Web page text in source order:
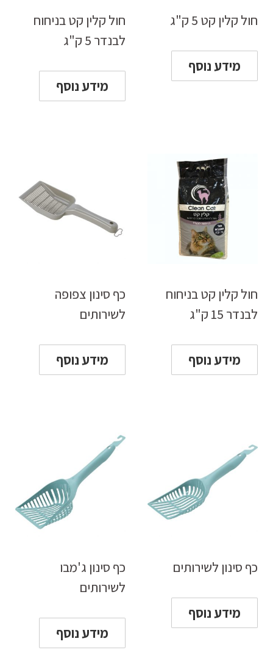
חול קלין קט 5 ק"ג
מידע נוסף
חול קלין קט בניחוח
לבנדר 5 ק"ג
מידע נוסף
חול קלין קט בניחוח
לבנדר 15 ק"ג
מידע נוסף
כף סינון צפופה
לשירותים
מידע נוסף
כף סינון לשירותים
מידע נוסף
כף סינון ג'מבו
לשירותים
מידע נוסף